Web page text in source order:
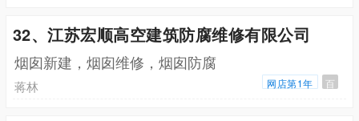
32、江苏宏顺高空建筑防腐维修有限公司
烟囱新建，烟囱维修，烟囱防腐
蒋林 网店第1年 百